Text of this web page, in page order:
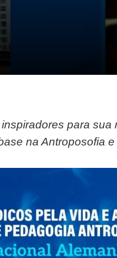
para
na Antroposofia